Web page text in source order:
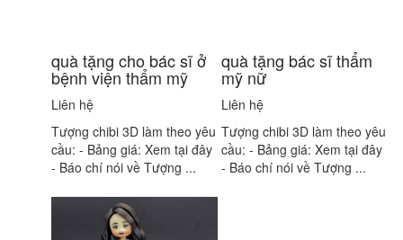
quà tặng cho bác sĩ ở
bệnh viện thẩm mỹ
Liên hệ
Tượng chibi 3D làm theo yêu
cầu: - Bảng giá: Xem tại đây
- Báo chí nói về Tượng ...
quà tặng bác sĩ thẩm
mỹ nữ
Liên hệ
Tượng chibi 3D làm theo yêu
cầu: - Bảng giá: Xem tại đây
- Báo chí nói về Tượng ...